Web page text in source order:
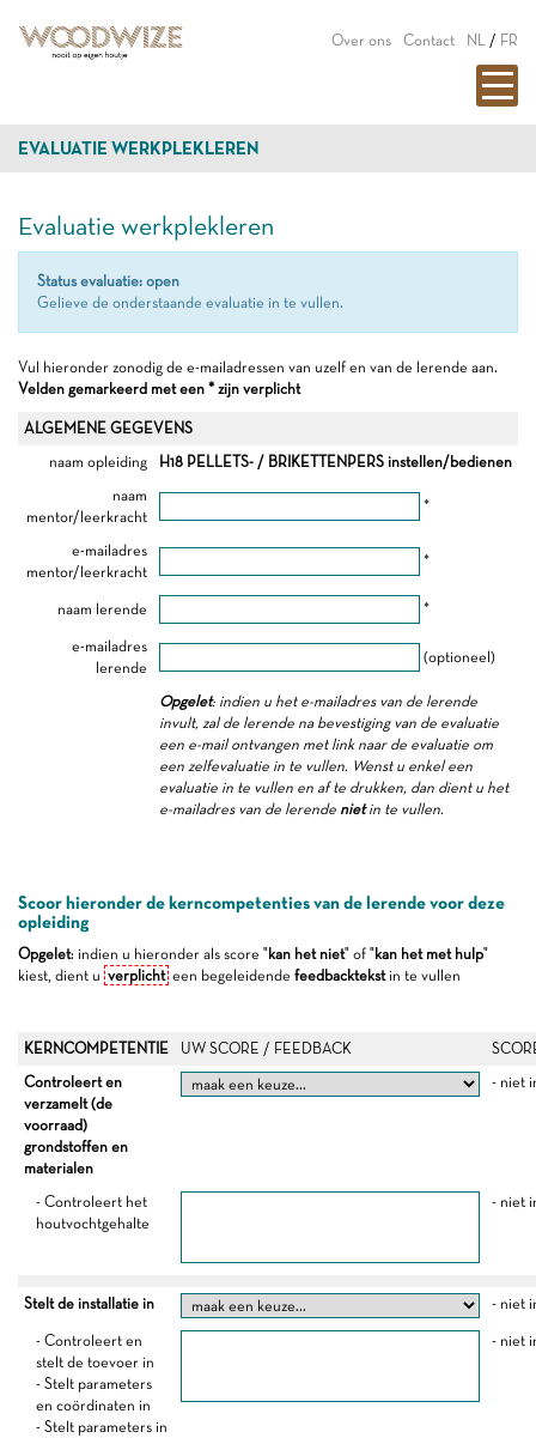
Over ons Contact NL / FR
EVALUATIE WERKPLEKLEREN
Evaluatie werkplekleren
Status evaluatie: open
Gelieve de onderstaande evaluatie in te vullen.
Vul hieronder zonodig de e-mailadressen van uzelf en van de lerende aan.
Velden gemarkeerd met een * zijn verplicht
ALGEMENE GEGEVENS
naam opleiding
H18 PELLETS- / BRIKETTENPERS instellen/bedienen
naam
mentor/leerkracht
*
e-mailadres
mentor/leerkracht
*
naam lerende *
e-mailadres
lerende
(optioneel)
Opgelet: indien u het e-mailadres van de lerende
invult, zal de lerende na bevestiging van de evaluatie
een e-mail ontvangen met link naar de evaluatie om
een zelfevaluatie in te vullen. Wenst u enkel een
evaluatie in te vullen en af te drukken, dan dient u het
e-mailadres van de lerende nietin te vullen.
Scoor hieronder de kerncompetenties van de lerende voor deze
opleiding
Opgelet: indien u hieronder als score "kan het niet" of "kan het met hulp"
kiest, dient u verplicht een begeleidende feedbacktekstin te vullen
KERNCOMPETENTIE UW SCORE / FEEDBACK
Controleert en
verzamelt (de
voorraad)
grondstoffen en
materialen
- niet
- Controleert het
houtvochtgehalte
- niet
Stelt de installatie in - niet
- Controleert en
stelt de toevoer in
- Stelt parameters
en coördinaten in
- Stelt parameters in
- niet